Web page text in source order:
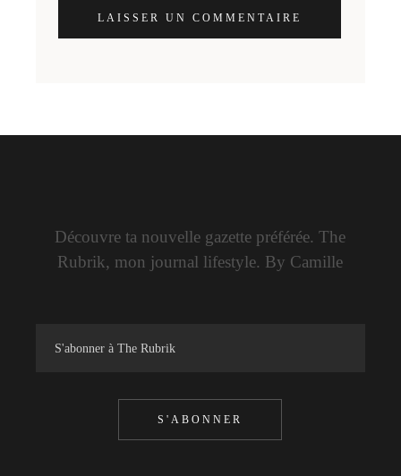
LAISSER UN COMMENTAIRE
Découvre ta nouvelle gazette préférée. The
Rubrik, mon journal lifestyle. By Camille
S'ABONNER